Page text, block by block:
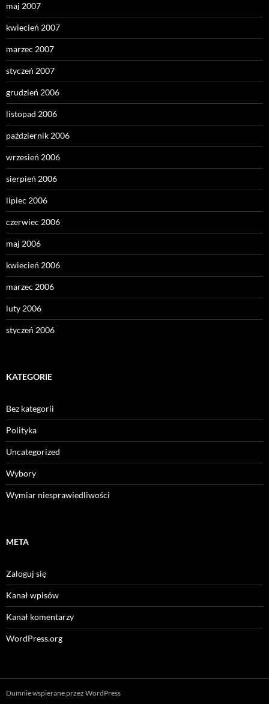
maj 2007
kwiecień 2007
marzec 2007
styczeń 2007
grudzień 2006
listopad 2006
październik 2006
wrzesień 2006
sierpień 2006
lipiec 2006
czerwiec 2006
maj 2006
kwiecień 2006
marzec 2006
luty 2006
styczeń 2006
KATEGORIE
Bez kategorii
Polityka
Uncategorized
Wybory
Wymiar niesprawiedliwości
META
Zaloguj się
Kanał wpisów
Kanał komentarzy
WordPress.org
Dumnie wspierane przez WordPress